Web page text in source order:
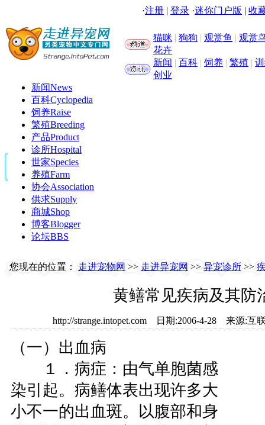
·注册 | 登录 ·迷你门户版 | 收
猫咪 | 狗狗 | 观赏鱼 | 观赏
花卉
新闻 | 百科 | 饲养 | 繁殖 |
创业
新闻News
百科Cyclopedia
饲养Raise
繁殖Breeding
产品Product
诊所Hospital
世家Species
养殖Farm
协会Association
供求Supply
商城Shop
博客Blogger
论坛BBS
您现在的位置： 走进宠物网 >> 走进异宠网 >> 异宠诊所 >>
黄鳝常见疾病及其防
http://strange.intopet.com 日期:2006-4-28 来源:
（一）出血病
１．病症：由气单胞菌感
染引起。病鳝体表出现许多大
小不一的出血斑。以腹部和身